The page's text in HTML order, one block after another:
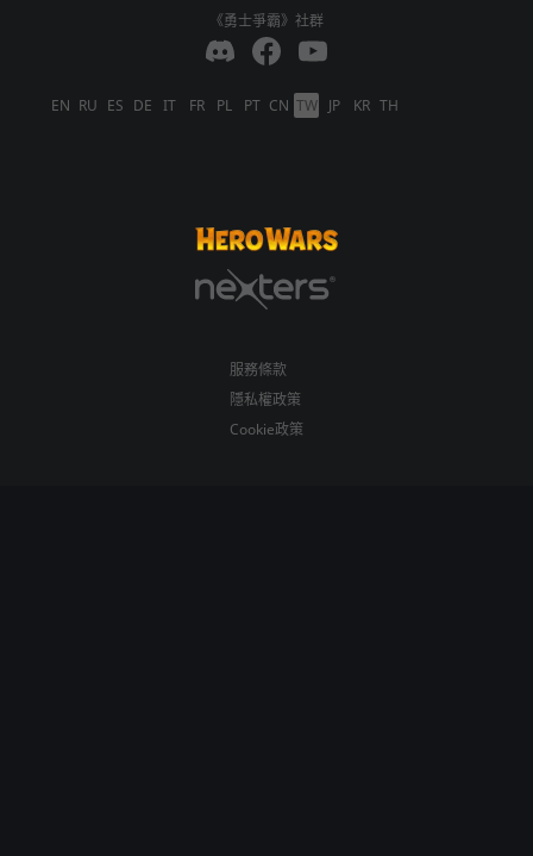
《勇士爭霸》社群
EN RU ES DE IT FR PL PT CN TW JP KR TH
服務條款
隱私權政策
Cookie政策